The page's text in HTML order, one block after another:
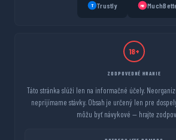
T Trustly MB
18+
ZODPOVEDNÉ HRANIE
Táto stránka slúži len na informačné účely.
neprijímame stávky. Obsah je určený len pre
môžu byť návykové — hrajte